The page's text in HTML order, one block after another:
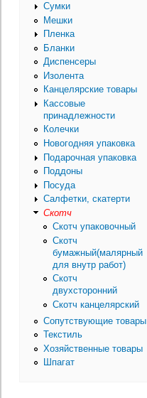
Сумки
Мешки
Пленка
Бланки
Диспенсеры
Изолента
Канцелярские товары
Кассовые
принадлежности
Колечки
Новогодняя упаковка
Подарочная упаковка
Поддоны
Посуда
Салфетки, скатерти
Скотч
Скотч упаковочный
Скотч
бумажный(малярный
для внутр работ)
Скотч
двухсторонний
Скотч канцелярский
Сопутствующие товары
Текстиль
Хозяйственные товары
Шпагат